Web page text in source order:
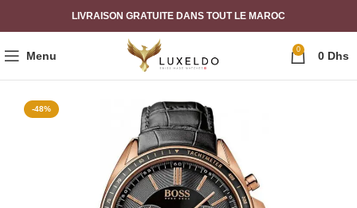
LIVRAISON GRATUITE DANS TOUT LE MAROC
Menu 0 0 Dhs
-48%